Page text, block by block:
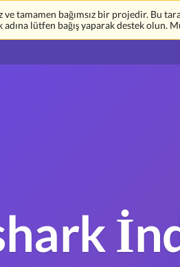
tamamen bağımsız bir projedir. Bu
lütfen bağış yaparak destek olun.